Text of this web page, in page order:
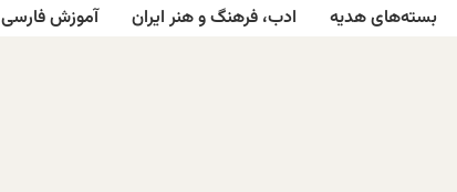
بسته‌های هدیه ادب، فرهنگ و هنر ایران آموزش فارسی